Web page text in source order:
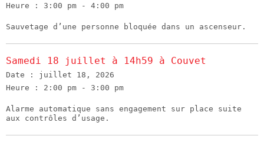
Heure : 3:00 pm - 4:00 pm
Sauvetage d’une personne bloquée dans un ascenseur.
Samedi 18 juillet à 14h59 à Couvet
Date : juillet 18, 2026
Heure : 2:00 pm - 3:00 pm
Alarme automatique sans engagement sur place suite
aux contrôles d’usage.